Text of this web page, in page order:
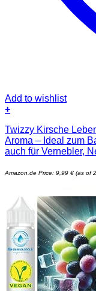
Add to wishlist
+
Twizzy Kirsche
Aroma – Ideal zum
auch für Vernebler,
Amazon.de Price: 9,99 € (as of